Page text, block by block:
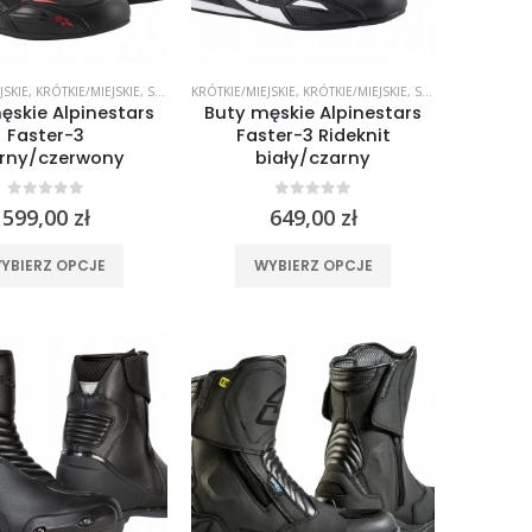
produktu
stronie
,WYPRZEDAŻ %%
, KRÓTKIE/MIEJSKIE, SPORTOWE ,TURYSTYCZNE
Alpinestars
Faster-3
czerwony
599,00 zł
OPCJE
wiele
wariantów.
Opcje
można
wybrać
na
stronie
KRÓTKIE/MIEJSKIE, KRÓTKIE/MIEJSKIE, SPORTOWE
Buty męskie Alpinestars
Faster-3 Rideknit
biały/czarny
649,00 zł
WYBIERZ OPCJE
wiele
wariantów.
Opcje
można
wybrać
na
stronie